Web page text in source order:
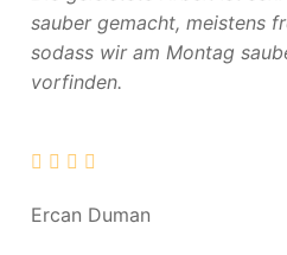
sauber gemacht, meistens
sodass wir am Montag
vorfinden.
Ercan Duman